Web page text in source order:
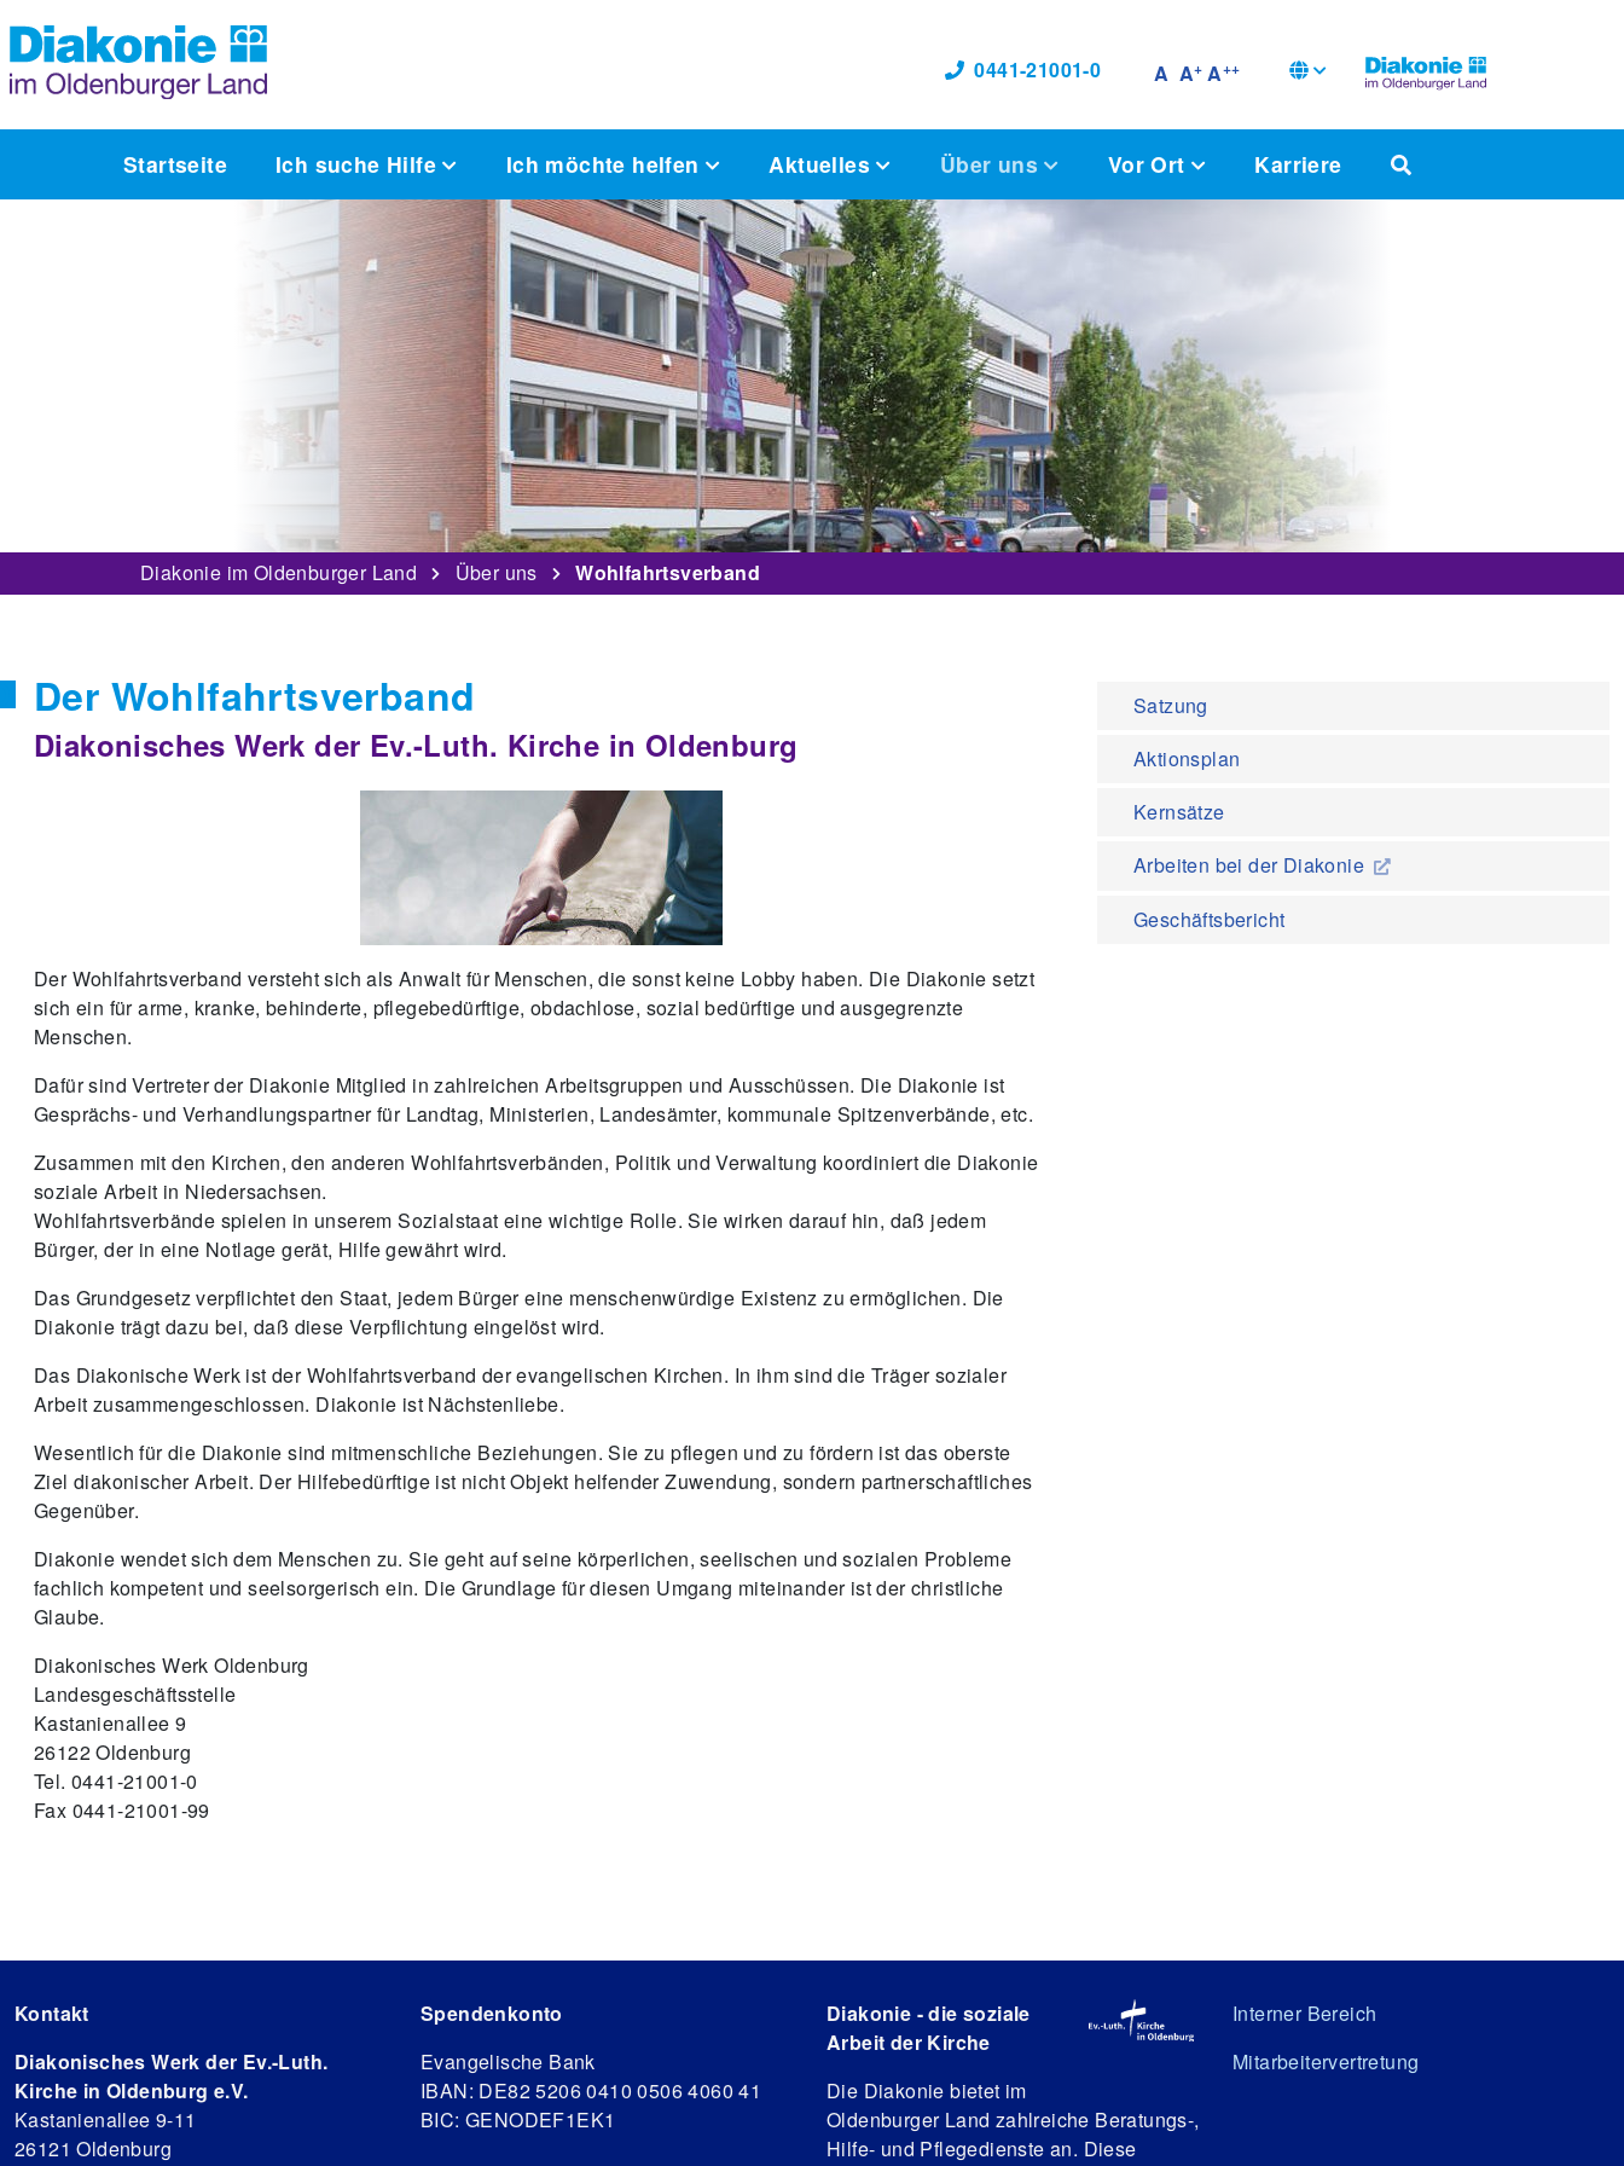
0441-21001-0 A A+ A++
Startseite Ich suche Hilfe Ich möchte helfen Aktuelles Über uns Vor Ort Karriere
Diakonie im Oldenburger Land Über uns Wohlfahrtsverband
Satzung
Aktionsplan
Kernsätze
Arbeiten bei der Diakonie
Geschäftsbericht
Der Wohlfahrtsverband
Diakonisches Werk der Ev.-Luth. Kirche in Oldenburg
Der Wohlfahrtsverband versteht sich als Anwalt für Menschen, die sonst keine Lobby haben. Die Diakonie setzt
sich ein für arme, kranke, behinderte, pflegebedürftige, obdachlose, sozial bedürftige und ausgegrenzte
Menschen.
Dafür sind Vertreter der Diakonie Mitglied in zahlreichen Arbeitsgruppen und Ausschüssen. Die Diakonie ist
Gesprächs- und Verhandlungspartner für Landtag, Ministerien, Landesämter, kommunale Spitzenverbände, etc.
Zusammen mit den Kirchen, den anderen Wohlfahrtsverbänden, Politik und Verwaltung koordiniert die Diakonie
soziale Arbeit in Niedersachsen.
Wohlfahrtsverbände spielen in unserem Sozialstaat eine wichtige Rolle. Sie wirken darauf hin, daß jedem
Bürger, der in eine Notlage gerät, Hilfe gewährt wird.
Das Grundgesetz verpflichtet den Staat, jedem Bürger eine menschenwürdige Existenz zu ermöglichen. Die
Diakonie trägt dazu bei, daß diese Verpflichtung eingelöst wird.
Das Diakonische Werk ist der Wohlfahrtsverband der evangelischen Kirchen. In ihm sind die Träger sozialer
Arbeit zusammengeschlossen. Diakonie ist Nächstenliebe.
Wesentlich für die Diakonie sind mitmenschliche Beziehungen. Sie zu pflegen und zu fördern ist das oberste
Ziel diakonischer Arbeit. Der Hilfebedürftige ist nicht Objekt helfender Zuwendung, sondern partnerschaftliches
Gegenüber.
Diakonie wendet sich dem Menschen zu. Sie geht auf seine körperlichen, seelischen und sozialen Probleme
fachlich kompetent und seelsorgerisch ein. Die Grundlage für diesen Umgang miteinander ist der christliche
Glaube.
Diakonisches Werk Oldenburg
Landesgeschäftsstelle
Kastanienallee 9
26122 Oldenburg
Tel. 0441-21001-0
Fax 0441-21001-99
Kontakt
Diakonisches Werk der Ev.-Luth.
Kirche in Oldenburg e.V.
Kastanienallee 9-11
26121 Oldenburg
Spendenkonto
Evangelische Bank
IBAN: DE82 5206 0410 0506 4060 41
BIC: GENODEF1EK1
Diakonie - die soziale
Arbeit der Kirche
Die Diakonie bietet im
Oldenburger Land zahlreiche Beratungs-,
Hilfe- und Pflegedienste an. Diese
Interner Bereich
Mitarbeitervertretung